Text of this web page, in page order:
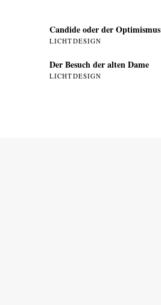
Candide oder der Optimismus
LICHTDESIGN
Der Besuch der alten Dame
LICHTDESIGN